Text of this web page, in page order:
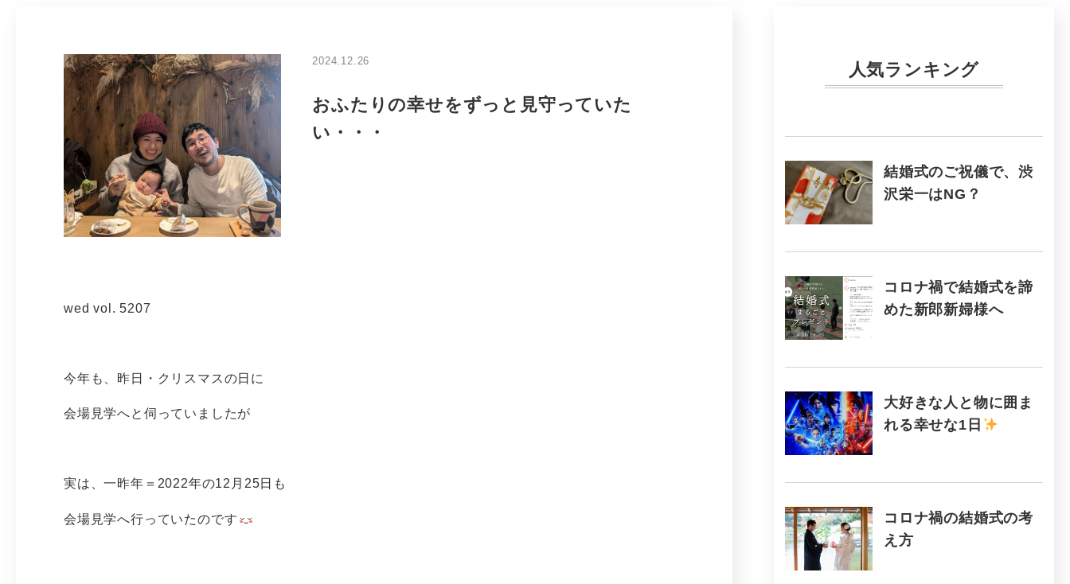
2024.12.26
おふたりの幸せをずっと見守っていた
い・・・
wed vol. 5207
今年も、昨日・クリスマスの日に
会場見学へと伺っていましたが
実は、一昨年＝2022年の12月25日も
会場見学へ行っていたのです
人気ランキング
結婚式のご祝儀で、渋
沢栄一はNG？
コロナ禍で結婚式を諦
めた新郎新婦様へ
大好きな人と物に囲ま
れる幸せな1日
コロナ禍の結婚式の考
え方